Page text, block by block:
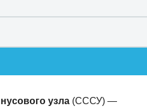
узла (СССУ) —